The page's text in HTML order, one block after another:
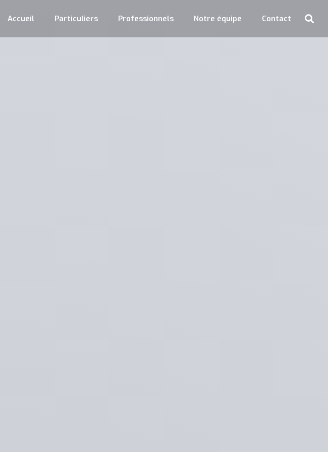
Accueil Particuliers Professionnels Notre équipe Contact